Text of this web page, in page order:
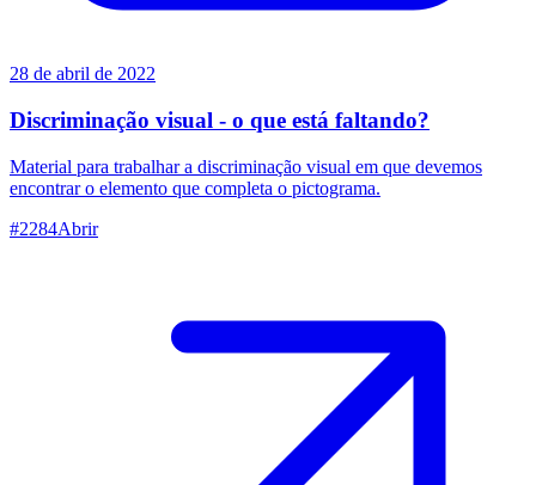
28 de abril de 2022
Discriminação visual - o que está faltando?
Material para trabalhar a discriminação visual em que devemos
encontrar o elemento que completa o pictograma.
#2284Abrir